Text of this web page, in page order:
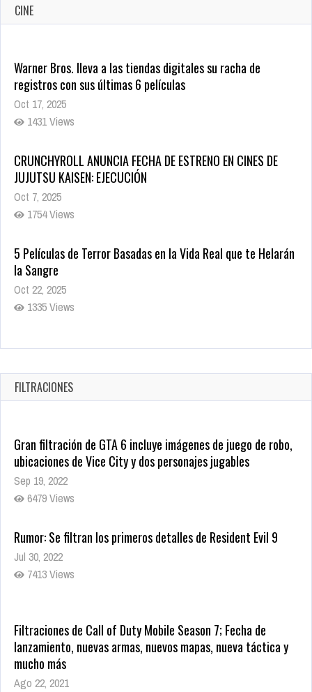
CINE
Warner Bros. lleva a las tiendas digitales su racha de
registros con sus últimas 6 películas
Oct 17, 2025
1431 Views
CRUNCHYROLL ANUNCIA FECHA DE ESTRENO EN CINES DE
JUJUTSU KAISEN: EJECUCIÓN
Oct 7, 2025
1754 Views
5 Películas de Terror Basadas en la Vida Real que te Helarán
la Sangre
Oct 22, 2025
1335 Views
Revive el terror: El conjuro 4: Últimos ritos ya está disponible
Oct 20, 2025
1377 Views
FILTRACIONES
Gran filtración de GTA 6 incluye imágenes de juego de robo,
ubicaciones de Vice City y dos personajes jugables
Sep 19, 2022
6479 Views
Rumor: Se filtran los primeros detalles de Resident Evil 9
Jul 30, 2022
7413 Views
Filtraciones de Call of Duty Mobile Season 7; Fecha de
lanzamiento, nuevas armas, nuevos mapas, nueva táctica y
mucho más
Ago 22, 2021